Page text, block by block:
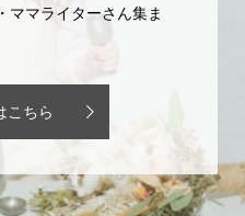
ママライターさん集ま
こちら